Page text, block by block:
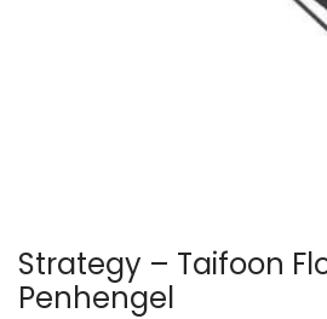
Strategy – Taifoon
Penhengel